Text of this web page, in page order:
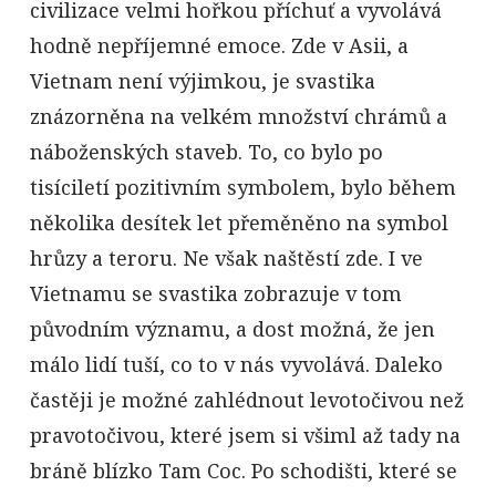
civilizace velmi hořkou příchuť a vyvolává
hodně nepříjemné emoce. Zde v Asii, a
Vietnam není výjimkou, je svastika
znázorněna na velkém množství chrámů a
náboženských staveb. To, co bylo po
tisíciletí pozitivním symbolem, bylo během
několika desítek let přeměněno na symbol
hrůzy a teroru. Ne však naštěstí zde. I ve
Vietnamu se svastika zobrazuje v tom
původním významu, a dost možná, že jen
málo lidí tuší, co to v nás vyvolává. Daleko
častěji je možné zahlédnout levotočivou než
pravotočivou, které jsem si všiml až tady na
bráně blízko Tam Coc. Po schodišti, které se